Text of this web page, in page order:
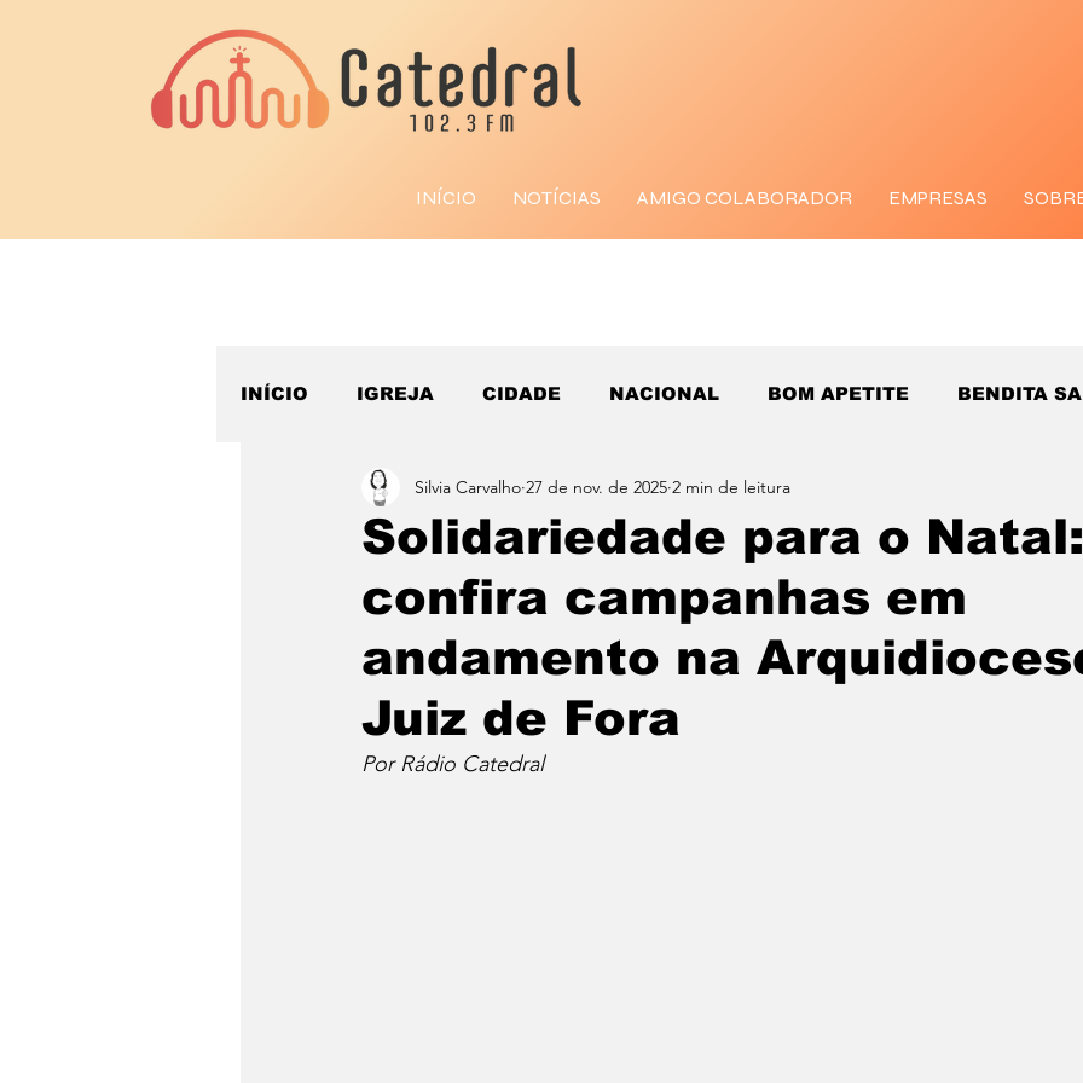
INÍCIO NOTÍCIAS AMIGO COLABORADOR EMPRESAS
INÍCIO IGREJA CIDADE NACIONAL BOM APETITE BENDITA
ESPORTE
Solidariedade para o Natal:
confira campanhas em
andamento na
Juiz de Fora
Silvia Carvalho 27 de nov. de 2025 2 min de leitura
Por Rádio Catedral